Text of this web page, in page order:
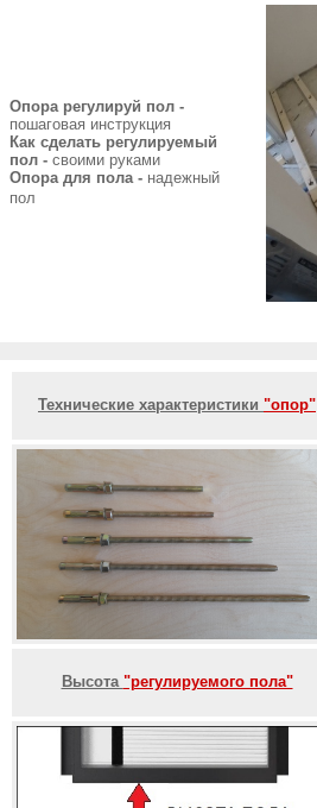
Опора регулируй пол -
пошаговая инструкция
Как сделать регулируемый
пол - своими руками
Опора для пола - надежный
пол
Технические характеристики "опор"
Высота "регулируемого пола"